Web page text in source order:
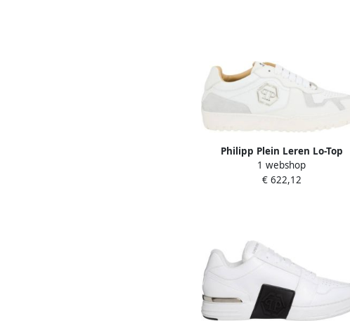
Philipp Plein Leren Lo-Top
Sneakers in Wit White Heren
1 webshop
€ 622,12